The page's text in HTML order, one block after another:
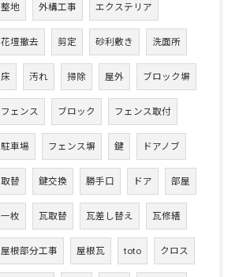
整地 外構工事 エクステリア
花壇撤去 剪定 砂利敷き 洗面所
床 汚れ 掃除 屋外 ブロック塀
フェンス ブロック フェンス取付
駐車場 フェンス塀 鍵 ドアノブ
取替 鍵交換 勝手口 ドア 部屋
一枚 瓦取替 瓦差し替え 瓦修繕
屋根部分工事 屋根瓦 toto クロス